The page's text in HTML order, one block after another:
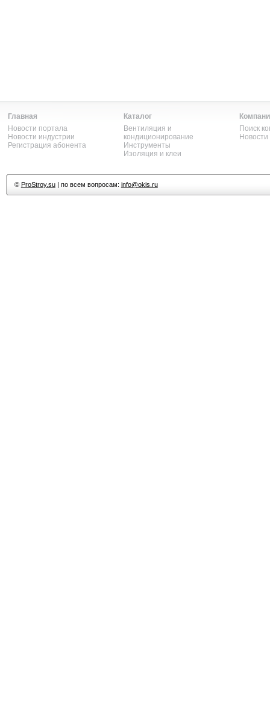
Главная
Новости портала
Новости индустрии
Регистрация абонента
Каталог
Вентиляция и
кондиционирование
Инструменты
Изоляция и клеи
Поиск
© ProStroy.su| по всем вопросам: info@okis.ru